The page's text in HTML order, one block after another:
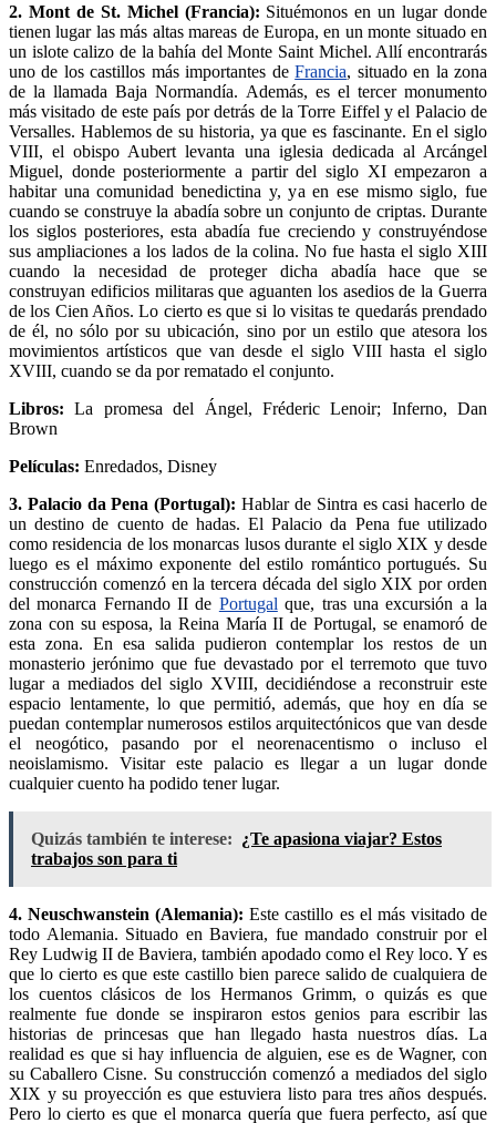
2. Mont de St. Michel (Francia): Situémonos en un lugar donde
tienen lugar las más altas mareas de Europa, en un monte situado en
un islote calizo de la bahía del Monte Saint Michel. Allí encontrarás
uno de los castillos más importantes deFrancia, situado en la zona
de la llamada Baja Normandía. Además, es el tercer monumento
más visitado de este país por detrás de la Torre Eiffel y el Palacio de
Versalles. Hablemos de su historia, ya que es fascinante. En el siglo
VIII, el obispo Aubert levanta una iglesia dedicada al Arcángel
Miguel, donde posteriormente a partir del siglo XI empezaron a
habitar una comunidad benedictina y, ya en ese mismo siglo, fue
cuando se construye la abadía sobre un conjunto de criptas. Durante
los siglos posteriores, esta abadía fue creciendo y construyéndose
sus ampliaciones a los lados de la colina. No fue hasta el siglo XIII
cuando la necesidad de proteger dicha abadía hace que se
construyan edificios militaras que aguanten los asedios de la Guerra
de los Cien Años. Lo cierto es que si lo visitas te quedarás prendado
de él, no sólo por su ubicación, sino por un estilo que atesora los
movimientos artísticos que van desde el siglo VIII hasta el siglo
XVIII, cuando se da por rematado el conjunto.
Libros: La promesa del Ángel, Fréderic Lenoir; Inferno, Dan
Brown
Películas: Enredados, Disney
3. Palacio da Pena (Portugal): Hablar de Sintra es casi hacerlo de
un destino de cuento de hadas. El Palacio da Pena fue utilizado
como residencia de los monarcas lusos durante el siglo XIX y desde
luego es el máximo exponente del estilo romántico portugués. Su
construcción comenzó en la tercera década del siglo XIX por orden
del monarca Fernando II de Portugal que, tras una excursión a la
zona con su esposa, la Reina María II de Portugal, se enamoró de
esta zona. En esa salida pudieron contemplar los restos de un
monasterio jerónimo que fue devastado por el terremoto que tuvo
lugar a mediados del siglo XVIII, decidiéndose a reconstruir este
espacio lentamente, lo que permitió, además, que hoy en día se
puedan contemplar numerosos estilos arquitectónicos que van desde
el neogótico, pasando por el neorenacentismo o incluso el
neoislamismo. Visitar este palacio es llegar a un lugar donde
cualquier cuento ha podido tener lugar.
Quizás también te interese: ¿Te apasiona viajar? Estos
trabajos son para ti
4. Neuschwanstein (Alemania): Este castillo es el más visitado de
todo Alemania. Situado en Baviera, fue mandado construir por el
Rey Ludwig II de Baviera, también apodado como el Rey loco. Y es
que lo cierto es que este castillo bien parece salido de cualquiera de
los cuentos clásicos de los Hermanos Grimm, o quizás es que
realmente fue donde se inspiraron estos genios para escribir las
historias de princesas que han llegado hasta nuestros días. La
realidad es que si hay influencia de alguien, ese es de Wagner, con
su Caballero Cisne. Su construcción comenzó a mediados del siglo
XIX y su proyección es que estuviera listo para tres años después.
Pero lo cierto es que el monarca quería que fuera perfecto, así que